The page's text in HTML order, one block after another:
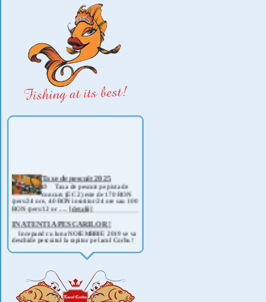
Taxe de pescuit 2025
Ø Taxa de pescuit pe pista de
concurs (EC 2) este de 170 RON
/pers/24 ore, 40 RON insotitor/24 ore sau 100
RON /pers/12 or .....[detalii]
IN ATENTIA PESCARILOR !
Incepand cu luna NOIEMBRIE 2019 se va
deschide pescuitul la rapitor pe lacul Corbu !
Detalii si regulament, in curand ! .....[detalii]
ANUNT IMPORTANT
COVID 19- DIN MOTIVE DE SIGURANTA ,
CAT SI A REGLEMENTARILOR LEGALE ,
PRECUM SI RETRAGEREA UNOR
PARTICIPANTI .....[detalii]